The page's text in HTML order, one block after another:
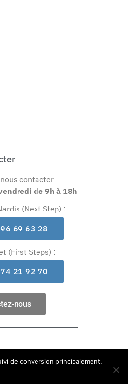
contacter
de 9h à 18h
(Next Step) :
69 63 28
(First Steps) :
21 92 70
nous
de conversion principalement.